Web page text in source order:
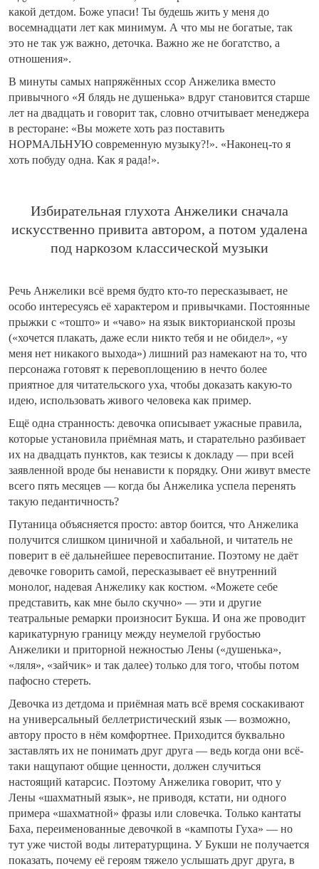
какой детдом. Боже упаси! Ты будешь жить у меня до
восемнадцати лет как минимум. А что мы не богатые, так
это не так уж важно, деточка. Важно же не богатство, а
отношения».
В минуты самых напряжённых ссор Анжелика вместо
привычного «Я блядь не душенька» вдруг становится старше
лет на двадцать и говорит так, словно отчитывает менеджера
в ресторане: «Вы можете хоть раз поставить
НОРМАЛЬНУЮ современную музыку?!». «Наконец-то я
хоть побуду одна. Как я рада!».
Избирательная глухота Анжелики сначала
искусственно привита автором, а потом удалена
под наркозом классической музыки
Речь Анжелики всё время будто кто-то пересказывает, не
особо интересуясь её характером и привычками. Постоянные
прыжки с «тошто» и «чаво» на язык викторианской прозы
(«хочется плакать, даже если никто тебя и не обидел», «у
меня нет никакого выхода») лишний раз намекают на то, что
персонажа готовят к перевоплощению в нечто более
приятное для читательского уха, чтобы доказать какую-то
идею, использовать живого человека как пример.
Ещё одна странность: девочка описывает ужасные правила,
которые установила приёмная мать, и старательно разбивает
их на двадцать пунктов, как тезисы к докладу — при всей
заявленной вроде бы ненависти к порядку. Они живут вместе
всего пять месяцев — когда бы Анжелика успела перенять
такую педантичность?
Путаница объясняется просто: автор боится, что Анжелика
получится слишком циничной и хабальной, и читатель не
поверит в её дальнейшее перевоспитание. Поэтому не даёт
девочке говорить самой, пересказывает её внутренний
монолог, надевая Анжелику как костюм. «Можете себе
представить, как мне было скучно» — эти и другие
театральные ремарки произносит Букша. И она же проводит
карикатурную границу между неумелой грубостью
Анжелики и приторной нежностью Лены («душенька»,
«ляля», «зайчик» и так далее) только для того, чтобы потом
пафосно стереть.
Девочка из детдома и приёмная мать всё время соскакивают
на универсальный беллетристический язык — возможно,
автору просто в нём комфортнее. Приходится буквально
заставлять их не понимать друг друга — ведь когда они всё-
таки нащупают общие ценности, должен случиться
настоящий катарсис. Поэтому Анжелика говорит, что у
Лены «шахматный язык», не приводя, кстати, ни одного
примера «шахматной» фразы или словечка. Только кантаты
Баха, переименованные девочкой в «кампоты Гуха» — но
тут уже чистой воды литературщина. У Букши не получается
показать, почему её героям тяжело услышать друг друга, в